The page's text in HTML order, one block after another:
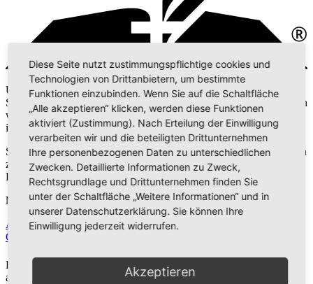
Und ich hörte eine große Stimme von dem Thron her, die sprach:
Siehe da, die Hütte Gottes bei den Menschen! Und er wird bei ihnen
wohnen, und sie werden sein Volk sein und er selbst, Gott mit
ihnen, wird ihr Gott sein. Offbenbarung 21,3
Siebenten-Tags-Adventisten widmen sich dem Dienst, Mitmenschen
zu helfen, die Bibel zu verstehen, welche Freiheit, Heilung und
Hoffnung in Jesus bereithält.
Mehr über Adventisten:
Adventisten in DeutschlandAdventisten in BW
Ortenau
Du kannst der Diskussion zum Thema
auch folgen, ohne selbst einen Kommentar zu hinterlassen. Cool,
Diese Seite nutzt zustimmungspflichtige cookies und
Technologien von Drittanbietern, um bestimmte
Funktionen einzubinden. Wenn Sie auf die Schaltfläche
„Alle akzeptieren“ klicken, werden diese Funktionen
aktiviert (Zustimmung). Nach Erteilung der Einwilligung
verarbeiten wir und die beteiligten Drittunternehmen
Ihre personenbezogenen Daten zu unterschiedlichen
Zwecken. Detaillierte Informationen zu Zweck,
Rechtsgrundlage und Drittunternehmen finden Sie
unter der Schaltfläche „Weitere Informationen“ und in
unserer Datenschutzerklärung. Sie können Ihre
Einwilligung jederzeit widerrufen.
Akzeptieren